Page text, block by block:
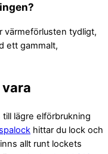
värmeförlusten tydligt,
ett gammalt,
lägre elförbrukning
hittar du lock och
allt runt lockets